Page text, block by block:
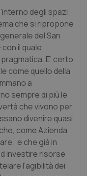
Ulcerosa
degli spazi
che si ripropone
del San
con il quale
E' certo
come quello della
a
sempre di più le
che vivono per
divenire quasi
come Azienda
e che già in
investire risorse
l'agibilità dei